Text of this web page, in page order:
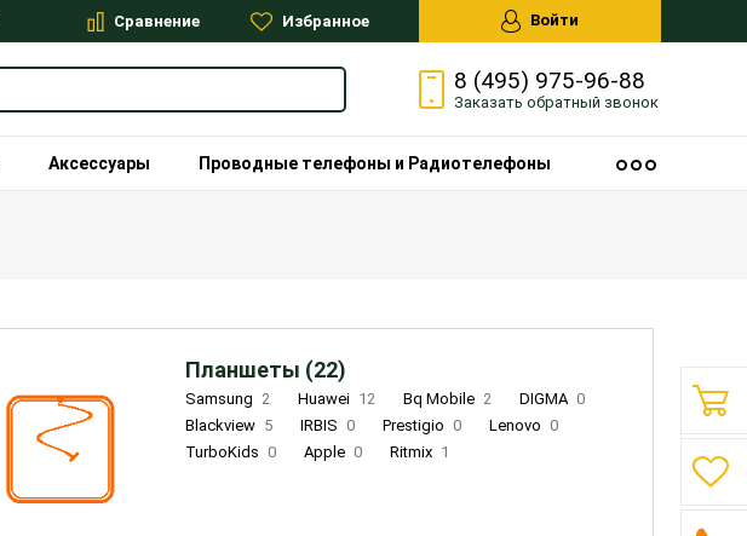
Сравнение Избранное Войти
8 (495) 975-96-88
Заказать обратный звонок
Аксессуары Проводные телефоны и Радиотелефоны
Планшеты (22)
Samsung 2 Huawei 12 Bq Mobile 2 DIGMA 0
Blackview 5 IRBIS 0 Prestigio 0 Lenovo 0
TurboKids 0 Apple 0 Ritmix 1